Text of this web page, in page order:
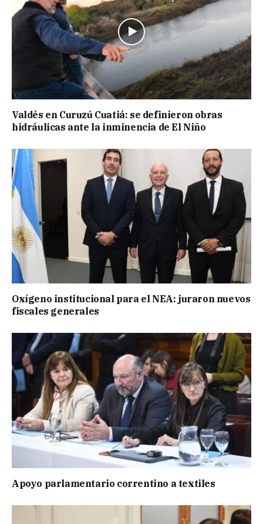
Valdés en Curuzú Cuatiá: se definieron obras
hidráulicas ante la inminencia de El Niño
Oxígeno institucional para el NEA: juraron nuevos
fiscales generales
Apoyo parlamentario correntino a textiles